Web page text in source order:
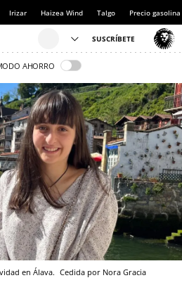
Irizar Haizea Wind Talgo Precio gasolina
AHORRO
en Álava. Cedida por Nora Gracia